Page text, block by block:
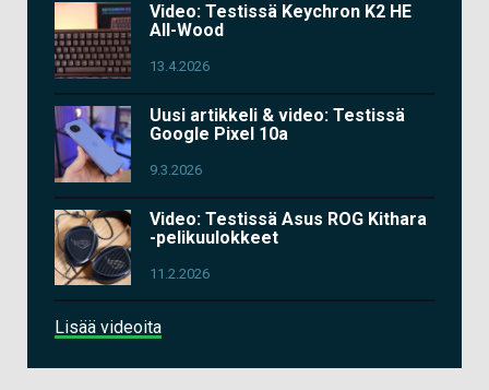
Video: Testissä Keychron K2 HE
All-Wood
13.4.2026
Uusi artikkeli & video: Testissä
Google Pixel 10a
9.3.2026
Video: Testissä Asus ROG Kithara
-pelikuulokkeet
11.2.2026
Lisää videoita